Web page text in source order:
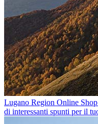
Lugano Region Online Shop
di interessanti spunti per il